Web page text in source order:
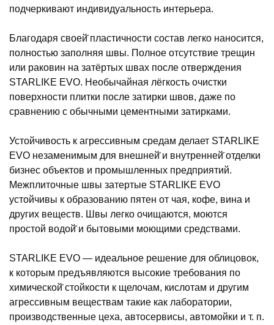
подчеркивают индивидуальность интерьера.
Благодаря своей̆ пластичности состав легко наносится,
полностью заполняя швы. Полное отсутствие трещин
или раковин на затёртых швах после отверждения
STARLIKE EVO. Необычайная лёгкость очистки
поверхности плитки после затирки швов, даже по
сравнению с обычными цементными затирками.
Устойчивость к агрессивным средам делает STARLIKE
EVO незаменимым для внешней̆ и внутренней̆ отделки
бизнес объектов и промышленных предприятий.
Межплиточные швы затертые STARLIKE EVO
устойчивы к образованию пятен от чая, кофе, вина и
других веществ. Швы легко очищаются, моются
простой водой̆ и бытовыми моющими средствами.
STARLIKE EVO — идеальное решение для облицовок,
к которым предъявляются высокие требования по
химической̆ стойкости к щелочам, кислотам и другим
агрессивным веществам такие как лаборатории,
производственные цеха, автосервисы, автомойки и т. п.